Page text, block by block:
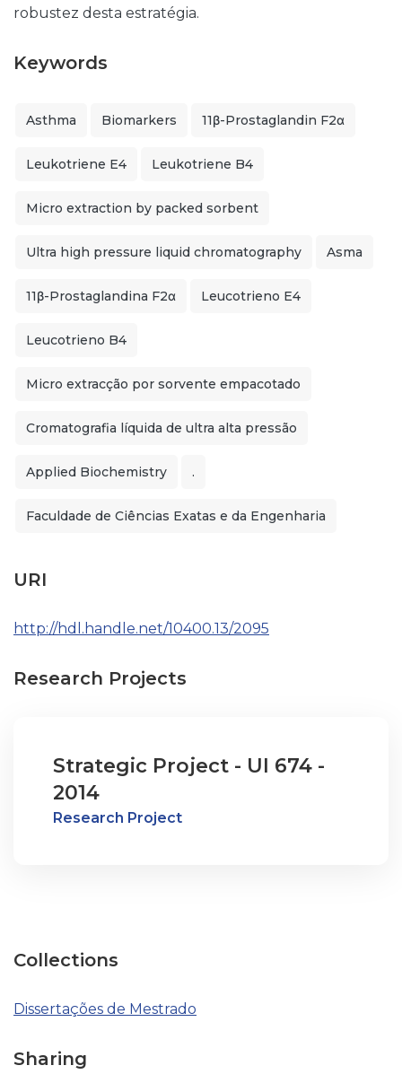
robustez desta estratégia.
Keywords
Asthma Biomarkers 11β-Prostaglandin F2α
Leukotriene E4 Leukotriene B4
Micro extraction by packed sorbent
Ultra high pressure liquid chromatography Asma
11β-Prostaglandina F2α Leucotrieno E4
Leucotrieno B4
Micro extracção por sorvente empacotado
Cromatografia líquida de ultra alta pressão
Applied Biochemistry .
Faculdade de Ciências Exatas e da Engenharia
URI
http://hdl.handle.net/10400.13/2095
Research Projects
Strategic Project - UI 674 -
2014
Research Project
Collections
Dissertações de Mestrado
Sharing